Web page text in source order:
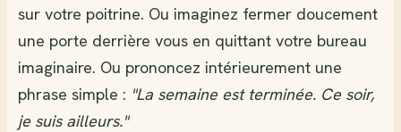
sur votre poitrine. Ou imaginez fermer doucement
une porte derrière vous en quittant votre bureau
imaginaire. Ou prononcez intérieurement une
phrase simple : "La semaine est terminée. Ce soir,
je suis ailleurs."